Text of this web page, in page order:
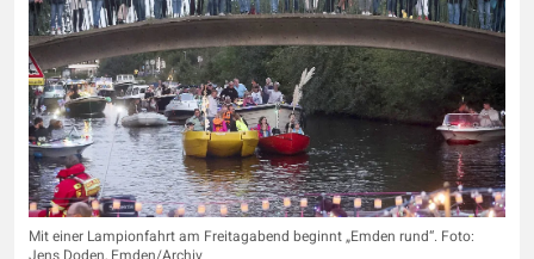
Mit einer Lampionfahrt am Freitagabend beginnt „Emden rund“. Foto: